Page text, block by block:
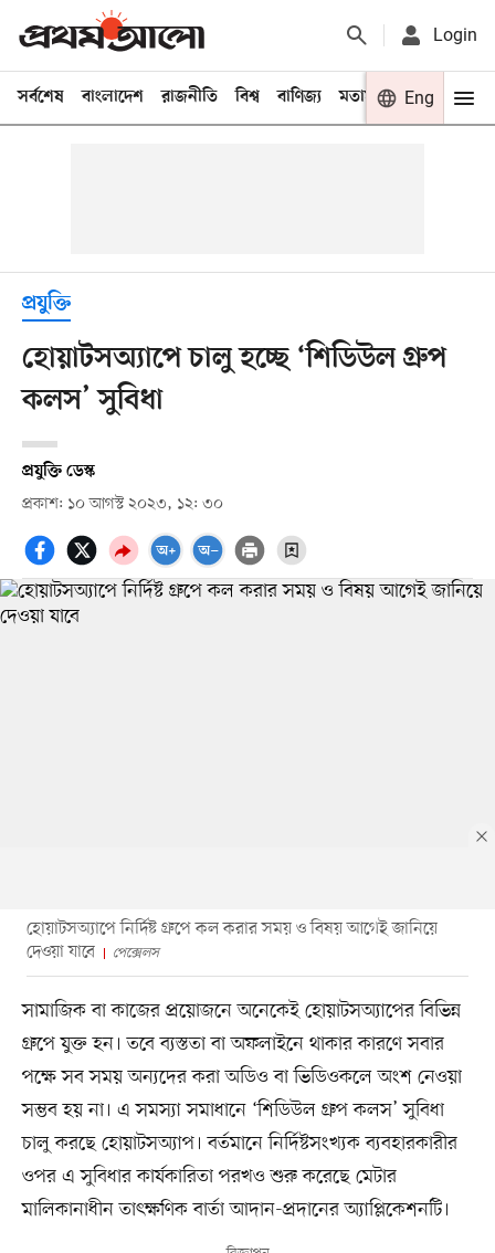
Login
সর্বশেষ বাংলাদেশ রাজনীতি বিশ্ব বাণিজ্য মতামত খেলা
Eng
প্রযুক্তি
হোয়াটসঅ্যাপে চালু হচ্ছে ‘শিডিউল গ্রুপ
কলস’ সুবিধা
প্রযুক্তি ডেস্ক
প্রকাশ: ১০ আগস্ট ২০২৩, ১২: ৩০
হোয়াটসঅ্যাপে নির্দিষ্ট গ্রুপে কল করার সময় ও বিষয় আগেই জানিয়ে
দেওয়া যাবে
পেক্সেলস
সামাজিক বা কাজের প্রয়োজনে অনেকেই হোয়াটসঅ্যাপের বিভিন্ন
গ্রুপে যুক্ত হন। তবে ব্যস্ততা বা অফলাইনে থাকার কারণে সবার
পক্ষে সব সময় অন্যদের করা অডিও বা ভিডিওকলে অংশ নেওয়া
সম্ভব হয় না। এ সমস্যা সমাধানে ‘শিডিউল গ্রুপ কলস’ সুবিধা
চালু করছে হোয়াটসঅ্যাপ। বর্তমানে নির্দিষ্টসংখ্যক ব্যবহারকারীর
ওপর এ সুবিধার কার্যকারিতা পরখও শুরু করেছে মেটার
মালিকানাধীন তাৎক্ষণিক বার্তা আদান-প্রদানের অ্যাপ্লিকেশনটি।